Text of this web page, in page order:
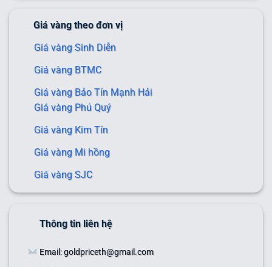
Giá vàng theo đơn vị
Giá vàng Sinh Diễn
Giá vàng BTMC
Giá vàng Bảo Tín Mạnh Hải
Giá vàng Phú Quý
Giá vàng Kim Tín
Giá vàng Mi hồng
Giá vàng SJC
Thông tin liên hệ
Email: goldpriceth@gmail.com